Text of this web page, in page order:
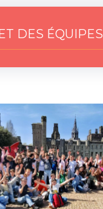
DES ÉQUIPES